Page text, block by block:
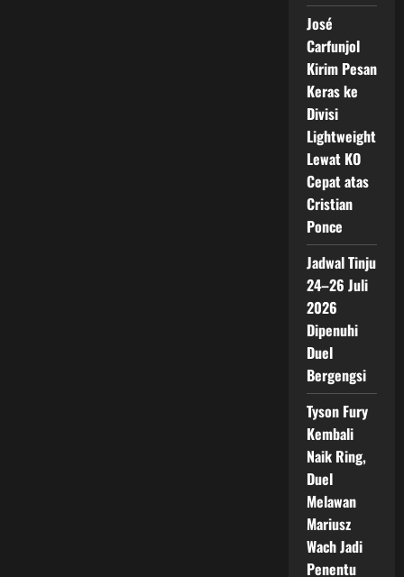
José
Carfunjol
Kirim Pesan
Keras ke
Divisi
Lightweight
Lewat KO
Cepat atas
Cristian
Ponce
Jadwal Tinju
24–26 Juli
2026
Dipenuhi
Duel
Bergengsi
Tyson Fury
Kembali
Naik Ring,
Duel
Melawan
Mariusz
Wach Jadi
Penentu